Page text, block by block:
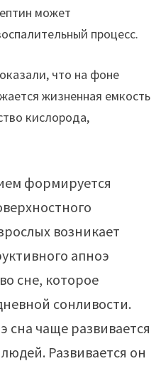
может
процесс.
что на фоне
жизненная емкость
кислорода,
формируется
возникает
апноэ
сне, которое
сонливости.
сна чаще развивается
Развивается он